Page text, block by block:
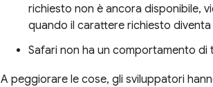
richiesto non è ancora disponibile,
quando il carattere richiesto diventa
Safari non ha un comportamento
A peggiorare le cose, gli sviluppatori